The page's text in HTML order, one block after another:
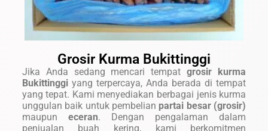
Grosir Kurma Bukittinggi
Jika Anda sedang mencari tempatgrosir kurma
Bukittinggiyang terpercaya, Anda berada di tempat
yang tepat. Kami menyediakan berbagai jenis kurma
unggulan baik untuk pembelian partai besar (grosir)
maupun eceran. Dengan pengalaman dalam
penjualan buah kering, kami berkomitmen